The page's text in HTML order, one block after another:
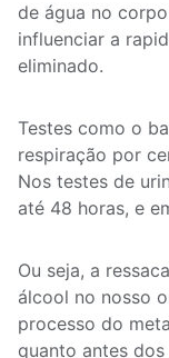
de água no
influenciar a
eliminado.
Testes como o
respiração por
Nos testes de
até 48 horas, e
Ou seja, a
álcool no nosso
processo do
quanto antes